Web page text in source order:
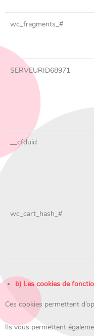
wc_fragments_#
SERVEURID68971
__cfduid
wc_cart_hash_#
b) Les cookies de
Ces cookies permettent
Ils vous permettent